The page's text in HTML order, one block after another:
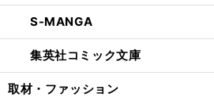
S-MANGA
集英社コミック文庫
取材・ファッション